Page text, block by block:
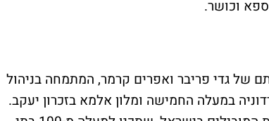
וכושר.
של גדי פריבר ואפרים קרמר, המתמחה בניהול
במעלה החמישה ומלון אלמא בזכרון יעקב.